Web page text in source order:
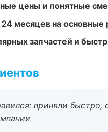
цены и понятные
24 месяцев на основные
запчастей и
приняли быстро,